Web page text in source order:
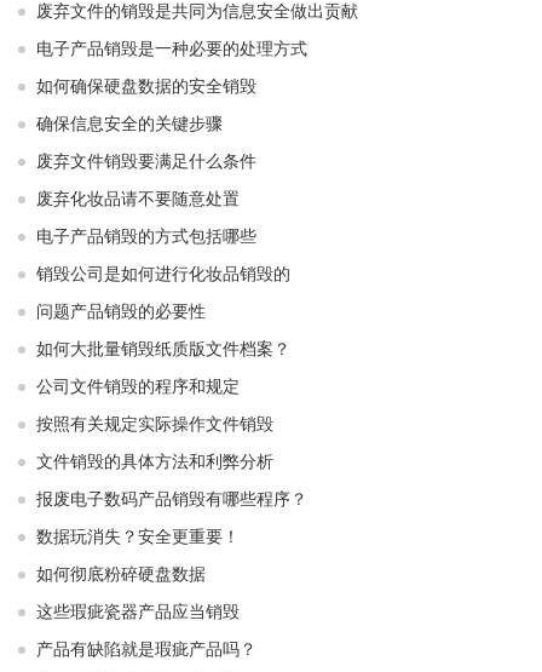
废弃文件的销毁是共同为信息安全做出贡献
电子产品销毁是一种必要的处理方式
如何确保硬盘数据的安全销毁
确保信息安全的关键步骤
废弃文件销毁要满足什么条件
废弃化妆品请不要随意处置
电子产品销毁的方式包括哪些
销毁公司是如何进行化妆品销毁的
问题产品销毁的必要性
如何大批量销毁纸质版文件档案？
公司文件销毁的程序和规定
按照有关规定实际操作文件销毁
文件销毁的具体方法和利弊分析
报废电子数码产品销毁有哪些程序？
数据玩消失？安全更重要！
如何彻底粉碎硬盘数据
这些瑕疵瓷器产品应当销毁
产品有缺陷就是瑕疵产品吗？